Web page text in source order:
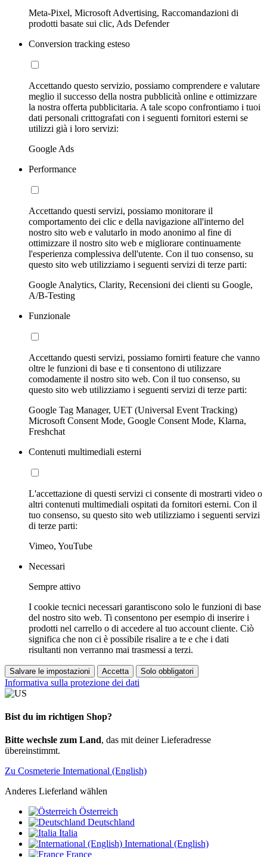
Meta-Pixel, Microsoft Advertising, Raccomandazioni di
prodotti basate sui clic, Ads Defender
Conversion tracking esteso
Accettando questo servizio, possiamo comprendere e valutare
meglio il successo della nostra pubblicità online e ottimizzare
la nostra offerta pubblicitaria. A tale scopo confrontiamo i tuoi
dati personali crittografati con i seguenti fornitori esterni se
utilizzi già i loro servizi:
Google Ads
Performance
Accettando questi servizi, possiamo monitorare il
comportamento dei clic e della navigazione all'interno del
nostro sito web e valutarlo in modo anonimo al fine di
ottimizzare il nostro sito web e migliorare continuamente
l'esperienza complessiva dell'utente. Con il tuo consenso, su
questo sito web utilizziamo i seguenti servizi di terze parti:
Google Analytics, Clarity, Recensioni dei clienti su Google,
A/B-Testing
Funzionale
Accettando questi servizi, possiamo fornirti feature che vanno
oltre le funzioni di base e ti consentono di utilizzare
comodamente il nostro sito web. Con il tuo consenso, su
questo sito web utilizziamo i seguenti servizi di terze parti:
Google Tag Manager, UET (Universal Event Tracking)
Microsoft Consent Mode, Google Consent Mode, Klarna,
Freshchat
Contenuti multimediali esterni
L'accettazione di questi servizi ci consente di mostrarti video o
altri contenuti multimediali ospitati da fornitori esterni. Con il
tuo consenso, su questo sito web utilizziamo i seguenti servizi
di terze parti:
Vimeo, YouTube
Necessari
Sempre attivo
I cookie tecnici necessari garantiscono solo le funzioni di base
del nostro sito web. Ti consentono per esempio di inserire i
prodotti nel carrello o di accedere al tuo account cliente. Ciò
significa che non ci è possibile risalire a te e che i dati
risultanti non verranno mai trasmessi a terzi.
Salvare le impostazioni Accetta Solo obbligatori
Informativa sulla protezione dei dati
Bist du im richtigen Shop?
Bitte wechsle zum Land, das mit deiner Lieferadresse
übereinstimmt.
Zu Cosmeterie International (English)
Anderes Lieferland wählen
Österreich
Deutschland
Italia
International (English)
France